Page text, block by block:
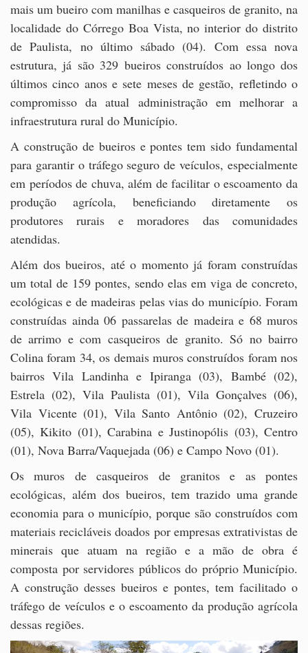
mais um bueiro com manilhas e casqueiros de granito, na
localidade do Córrego Boa Vista, no interior do distrito
de Paulista, no último sábado (04). Com essa nova
estrutura, já são 329 bueiros construídos ao longo dos
últimos cinco anos e sete meses de gestão, refletindo o
compromisso da atual administração em melhorar a
infraestrutura rural do Município.
A construção de bueiros e pontes tem sido fundamental
para garantir o tráfego seguro de veículos, especialmente
em períodos de chuva, além de facilitar o escoamento da
produção agrícola, beneficiando diretamente os
produtores rurais e moradores das comunidades
atendidas.
Além dos bueiros, até o momento já foram construídas
um total de 159 pontes, sendo elas em viga de concreto,
ecológicas e de madeiras pelas vias do município. Foram
construídas ainda 06 passarelas de madeira e 68 muros
de arrimo e com casqueiros de granito. Só no bairro
Colina foram 34, os demais muros construídos foram nos
bairros Vila Landinha e Ipiranga (03), Bambé (02),
Estrela (02), Vila Paulista (01), Vila Gonçalves (06),
Vila Vicente (01), Vila Santo Antônio (02), Cruzeiro
(05), Kikito (01), Carabina e Justinopólis (03), Centro
(01), Nova Barra/Vaquejada (06) e Campo Novo (01).
Os muros de casqueiros de granitos e as pontes
ecológicas, além dos bueiros, tem trazido uma grande
economia para o município, porque são construídos com
materiais recicláveis doados por empresas extrativistas de
minerais que atuam na região e a mão de obra é
composta por servidores públicos do próprio Município.
A construção desses bueiros e pontes, tem facilitado o
tráfego de veículos e o escoamento da produção agrícola
dessas regiões.